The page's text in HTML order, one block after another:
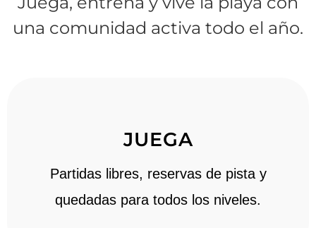
una comunidad activa todo el año.
JUEGA
Partidas libres, reservas de pista y
quedadas para todos los niveles.